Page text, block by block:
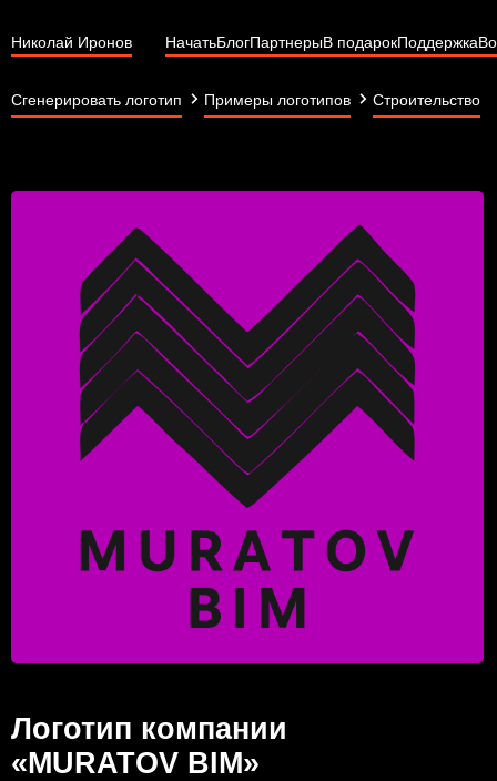
Николай Иронов НачатьБлогПартнерыВ подарокПоддержка
Сгенерировать логотип Примеры логотипов Строительство
Логотип компании
«MURATOV BIM»